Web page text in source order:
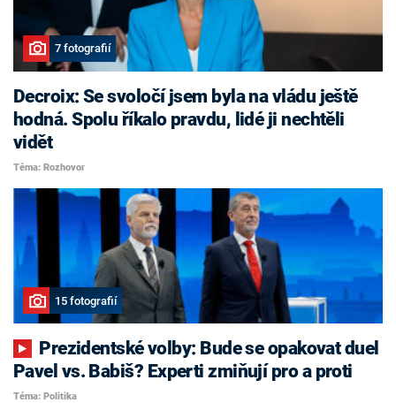
7 fotografií
Decroix: Se svoločí jsem byla na vládu ještě
hodná. Spolu říkalo pravdu, lidé ji nechtěli
vidět
Téma: Rozhovor
15 fotografií
Pavel vs. Babiš? Experti zmiňují pro a proti
Téma: Politika